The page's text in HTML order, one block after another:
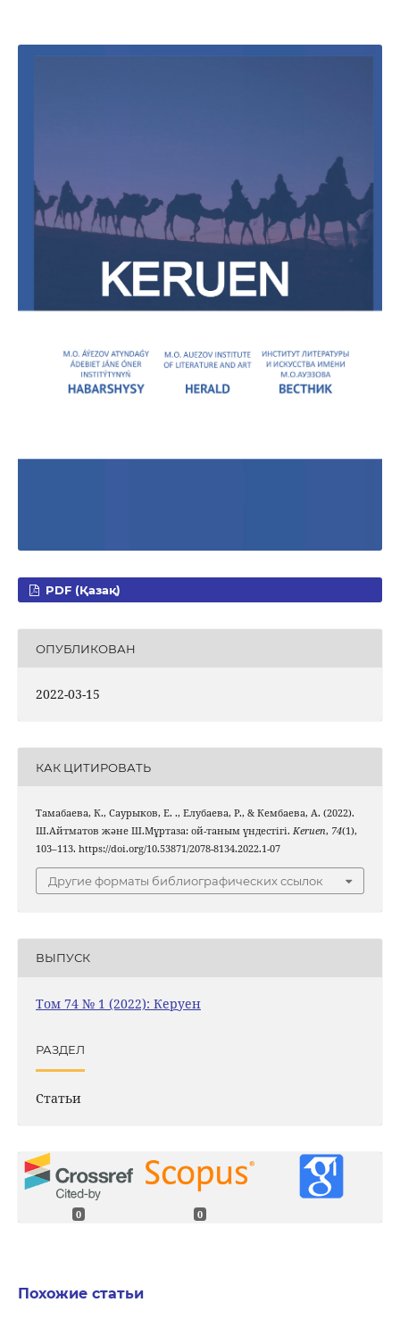
PDF (Қазақ)
ОПУБЛИКОВАН
2022-03-15
КАК ЦИТИРОВАТЬ
Тамабаева, К., Саурыков, Е. ., Елубаева, Р., & Кембаева, А. (2022).
Ш.Айтматов және Ш.Мұртаза: ой-таным үндестігі. Keruen, 74(1),
103–113. https://doi.org/10.53871/2078-8134.2022.1-07
Другие форматы библиографических ссылок
ВЫПУСК
Том 74 № 1 (2022): Керуен
РАЗДЕЛ
Статьи
0 0
Похожие статьи